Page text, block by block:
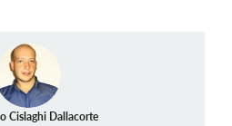
Cislaghi Dallacorte